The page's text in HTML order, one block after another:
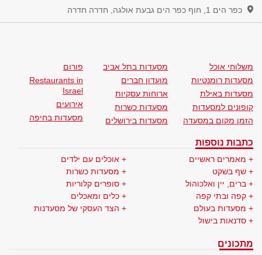
כפר הים 1, חוף כפר הים גבעת אולגה, חדרה חדרה
משלוחי אוכל
מסעדות רומנטיות
מסעדות באילת
קופונים למסעדות
הזמן מקום במסעדה
מסעדות בתל אביב
מועדון חברים
ארוחות עסקיות
מסעדות כשרות
מסעדות בירושלים
פורום
Restaurants in
Israel
אירועים
מסעדות בחיפה
כתבות נוספות
מאמרים ראשיים
שף בשקט
ברים, יין ואלכוהול
קפה ובתי קפה
מסעדות בעולם
סדנאות בישול
אוכלים עם ילדים
מסעדות כשרות
סופרים קלוריות
כלים ומאכלים
הצד העסקי של מסעדנות
מתכונים